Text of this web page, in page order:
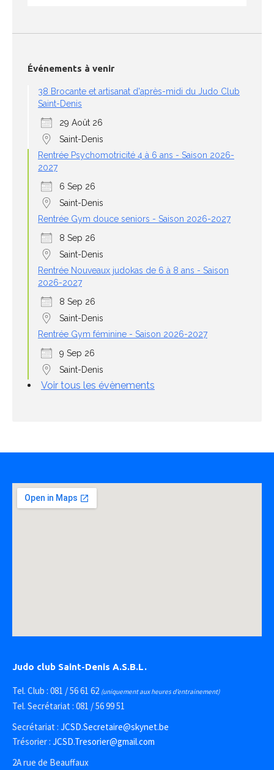
Événements à venir
38 Brocante et artisanat d'après-midi du Judo Club
Saint-Denis
29 Août 26
Saint-Denis
Rentrée Psychomotricité 4 à 6 ans - Saison 2026-
2027
6 Sep 26
Saint-Denis
Rentrée Gym douce seniors - Saison 2026-2027
8 Sep 26
Saint-Denis
Rentrée Nouveaux judokas de 6 à 8 ans - Saison
2026-2027
8 Sep 26
Saint-Denis
Rentrée Gym féminine - Saison 2026-2027
9 Sep 26
Saint-Denis
Voir tous les évènements
Judo club Saint-Denis A.S.B.L.
Tel. Club : 081 / 56 61 62 (uniquement aux heures d’entrainement)
Tel. Secrétariat : 081 / 56 99 51
Secrétariat : JCSD.Secretaire@skynet.be
Trésorier : JCSD.Tresorier@gmail.com
2A rue de Beauffaux